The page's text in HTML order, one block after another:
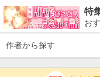
特
お
作者から探す